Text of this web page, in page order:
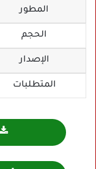
المطور
الحجم
الإصدار
المتطلبات